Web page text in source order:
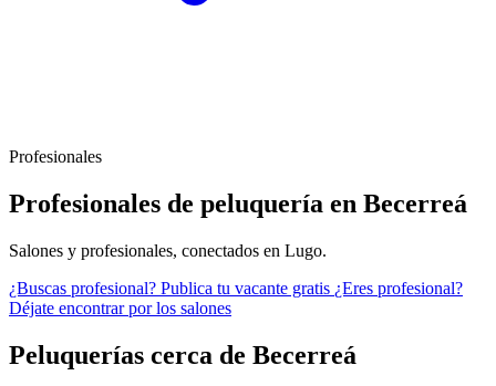
Profesionales
Profesionales de peluquería en Becerreá
Salones y profesionales, conectados en Lugo.
¿Buscas profesional? Publica tu vacante gratis ¿Eres profesional?
Déjate encontrar por los salones
Peluquerías cerca de Becerreá